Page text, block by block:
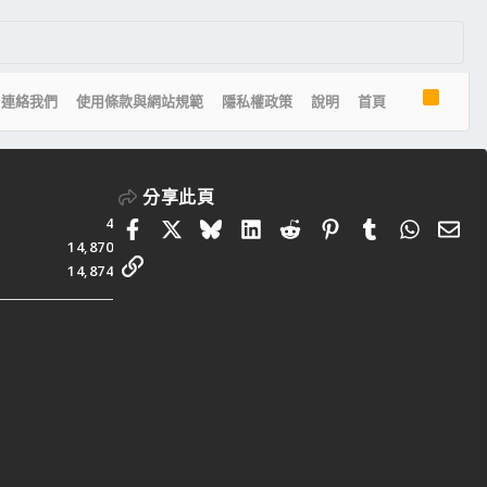
連絡我們 使用條款與網站規範 隱私權政策 說明 首頁
4
14,870
14,874
分享此頁
FacebookBlueskyLinkedIn
RedditPinterestTumblr 電
連結